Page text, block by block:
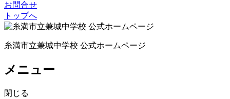
お問合せ
トップへ
糸満市立兼城中学校 公式ホームページ
メニュー
閉じる